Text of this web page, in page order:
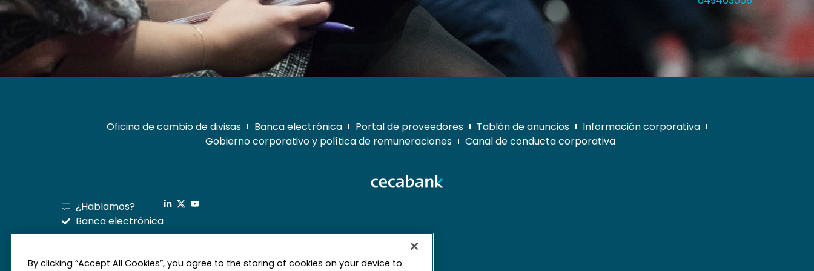
Oficina de cambio de divisas Banca electrónica Portal de proveedores Tablón de anuncios
Información corporativa
Gobierno corporativo y política de remuneraciones
Canal de conducta corporativa
¿Hablamos?
Banca electrónica
By clicking “Accept All Cookies”, you agree to the storing of cookies on your device to